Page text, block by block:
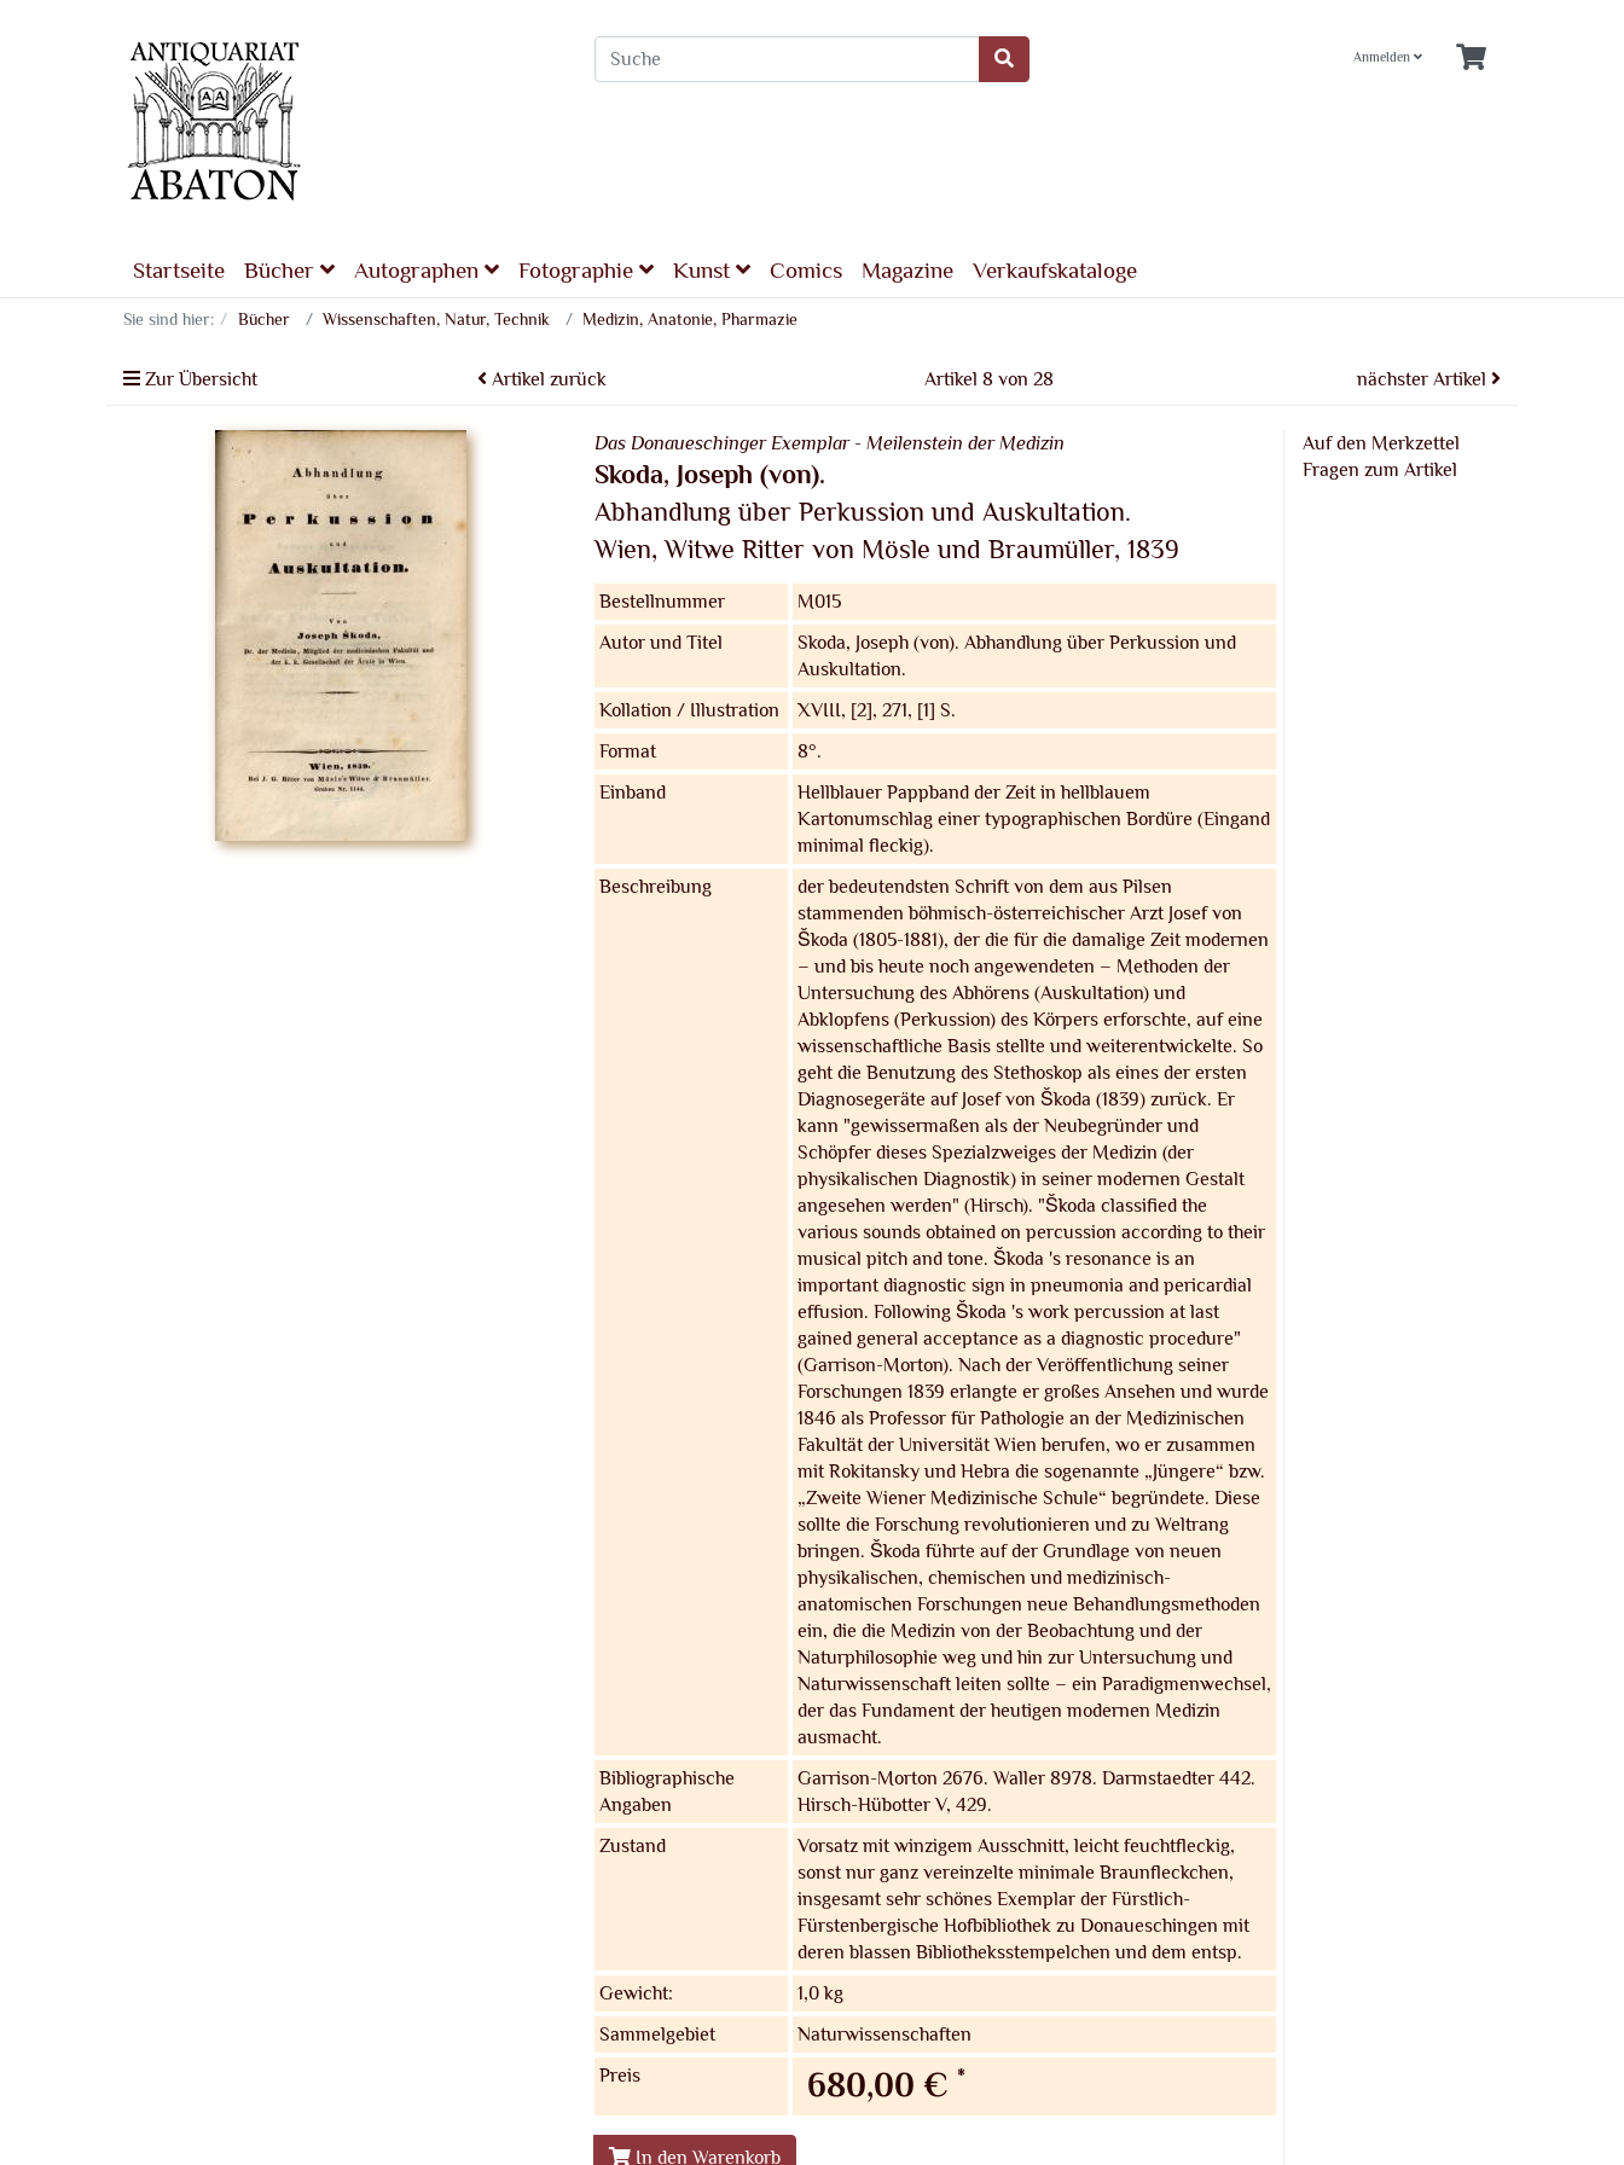
Anmelden
Startseite Bücher Autographen Fotographie Kunst Comics Magazine Verkaufskataloge
Sie sind hier: Bücher Wissenschaften, Natur, Technik Medizin, Anatonie, Pharmazie
Zur Übersicht Artikel zurück Artikel 8 von 28 nächster Artikel
Das Donaueschinger Exemplar - Meilenstein der Medizin
Skoda, Joseph (von).
Abhandlung über Perkussion und Auskultation.
Wien, Witwe Ritter von Mösle und Braumüller, 1839
Bestellnummer
M015
Autor und Titel
Skoda, Joseph (von). Abhandlung über Perkussion und
Auskultation.
Kollation / Illustration
XVIII, [2], 271, [1] S.
Format
8°.
Einband
Hellblauer Pappband der Zeit in hellblauem
Kartonumschlag einer typographischen Bordüre (Eingand
minimal fleckig).
Beschreibung
der bedeutendsten Schrift von dem aus Pilsen
stammenden böhmisch-österreichischer Arzt Josef von
Škoda (1805-1881), der die für die damalige Zeit modernen
– und bis heute noch angewendeten – Methoden der
Untersuchung des Abhörens (Auskultation) und
Abklopfens (Perkussion) des Körpers erforschte, auf eine
wissenschaftliche Basis stellte und weiterentwickelte. So
geht die Benutzung des Stethoskop als eines der ersten
Diagnosegeräte auf Josef von Škoda (1839) zurück. Er
kann "gewissermaßen als der Neubegründer und
Schöpfer dieses Spezialzweiges der Medizin (der
physikalischen Diagnostik) in seiner modernen Gestalt
angesehen werden" (Hirsch). "Škoda classified the
various sounds obtained on percussion according to their
musical pitch and tone. Škoda 's resonance is an
important diagnostic sign in pneumonia and pericardial
effusion. Following Škoda 's work percussion at last
gained general acceptance as a diagnostic procedure"
(Garrison-Morton). Nach der Veröffentlichung seiner
Forschungen 1839 erlangte er großes Ansehen und wurde
1846 als Professor für Pathologie an der Medizinischen
Fakultät der Universität Wien berufen, wo er zusammen
mit Rokitansky und Hebra die sogenannte „Jüngere“ bzw.
„Zweite Wiener Medizinische Schule“ begründete. Diese
sollte die Forschung revolutionieren und zu Weltrang
bringen. Škoda führte auf der Grundlage von neuen
physikalischen, chemischen und medizinisch-
anatomischen Forschungen neue Behandlungsmethoden
ein, die die Medizin von der Beobachtung und der
Naturphilosophie weg und hin zur Untersuchung und
Naturwissenschaft leiten sollte – ein Paradigmenwechsel,
der das Fundament der heutigen modernen Medizin
ausmacht.
Bibliographische
Angaben
Garrison-Morton 2676. Waller 8978. Darmstaedter 442.
Hirsch-Hübotter V, 429.
Zustand
Vorsatz mit winzigem Ausschnitt, leicht feuchtfleckig,
sonst nur ganz vereinzelte minimale Braunfleckchen,
insgesamt sehr schönes Exemplar der Fürstlich-
Fürstenbergische Hofbibliothek zu Donaueschingen mit
deren blassen Bibliotheksstempelchen und dem entsp.
Gewicht:
1,0 kg
Sammelgebiet
Naturwissenschaften
Preis
680,00 € *
In den Warenkorb
Auf den Merkzettel
Fragen zum Artikel